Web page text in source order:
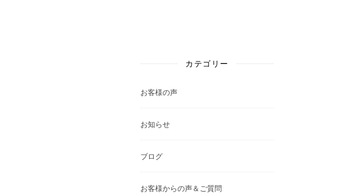
カテゴリー
お客様の声
お知らせ
ブログ
お客様からの声＆ご質問